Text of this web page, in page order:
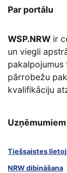
Par portālu
WSP.NRW ir
un viegli
pārrobežu
kvalifikāciju
Uzņēmumiem
Tiešsaistes
NRW dibināšana